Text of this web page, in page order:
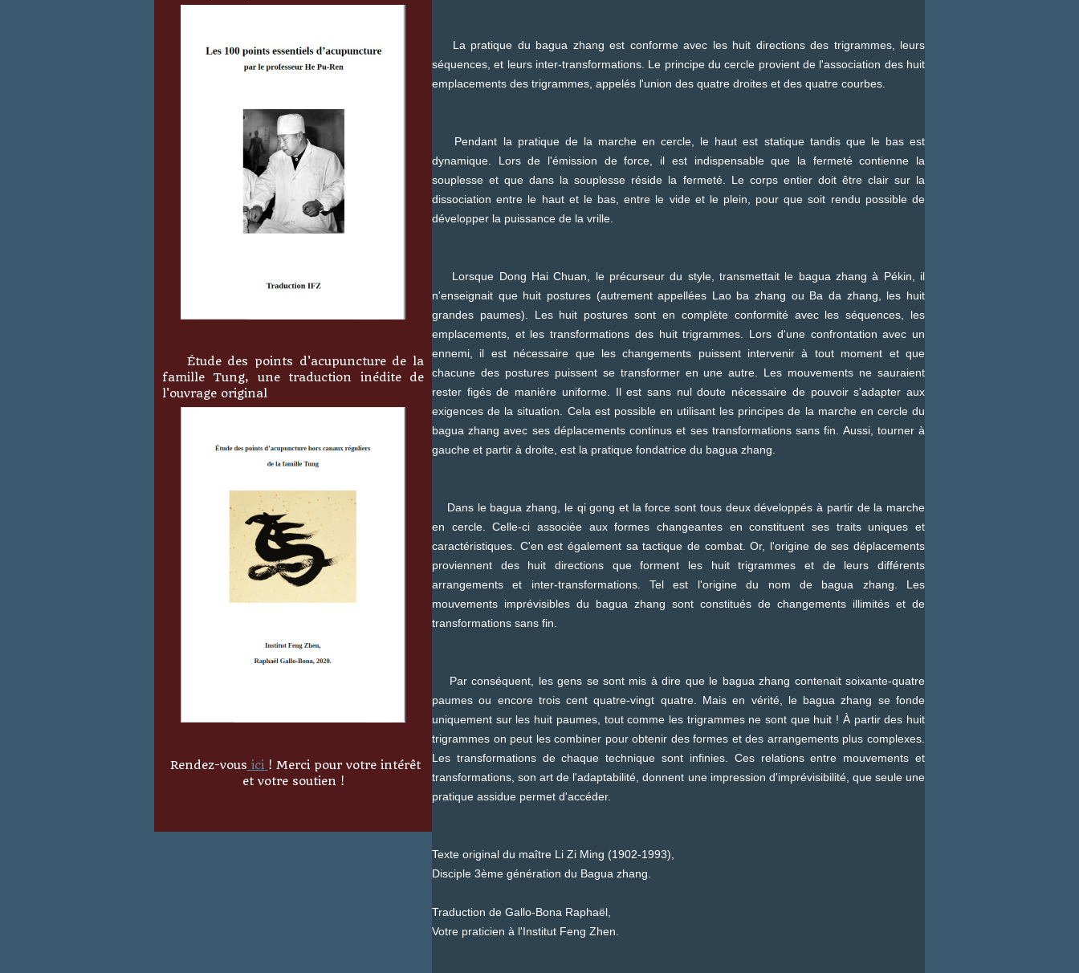
Étude des points d'acupuncture de la
famille Tung, une traduction inédite de
l'ouvrage original
Rendez-vous ici ! Merci pour votre intérêt
et votre soutien !
La pratique du bagua zhang est conforme avec les huit directions des trigrammes, leurs
séquences, et leurs inter-transformations. Le principe du cercle provient de l'association des huit
emplacements des trigrammes, appelés l'union des quatre droites et des quatre courbes.
Pendant la pratique de la marche en cercle, le haut est statique tandis que le bas est
dynamique. Lors de l'émission de force, il est indispensable que la fermeté contienne la
souplesse et que dans la souplesse réside la fermeté. Le corps entier doit être clair sur la
dissociation entre le haut et le bas, entre le vide et le plein, pour que soit rendu possible de
développer la puissance de la vrille.
Lorsque Dong Hai Chuan, le précurseur du style, transmettait le bagua zhang à Pékin, il
n'enseignait que huit postures (autrement appellées Lao ba zhang ou Ba da zhang, les huit
grandes paumes). Les huit postures sont en complète conformité avec les séquences, les
emplacements, et les transformations des huit trigrammes. Lors d'une confrontation avec un
ennemi, il est nécessaire que les changements puissent intervenir à tout moment et que
chacune des postures puissent se transformer en une autre. Les mouvements ne sauraient
rester figés de manière uniforme. Il est sans nul doute nécessaire de pouvoir s'adapter aux
exigences de la situation. Cela est possible en utilisant les principes de la marche en cercle du
bagua zhang avec ses déplacements continus et ses transformations sans fin. Aussi, tourner à
gauche et partir à droite, est la pratique fondatrice du bagua zhang.
Dans le bagua zhang, le qi gong et la force sont tous deux développés à partir de la marche
en cercle. Celle-ci associée aux formes changeantes en constituent ses traits uniques et
caractéristiques. C'en est également sa tactique de combat. Or, l'origine de ses déplacements
proviennent des huit directions que forment les huit trigrammes et de leurs différents
arrangements et inter-transformations. Tel est l'origine du nom de bagua zhang. Les
mouvements imprévisibles du bagua zhang sont constitués de changements illimités et de
transformations sans fin.
Par conséquent, les gens se sont mis à dire que le bagua zhang contenait soixante-quatre
paumes ou encore trois cent quatre-vingt quatre. Mais en vérité, le bagua zhang se fonde
uniquement sur les huit paumes, tout comme les trigrammes ne sont que huit ! À partir des huit
trigrammes on peut les combiner pour obtenir des formes et des arrangements plus complexes.
Les transformations de chaque technique sont infinies. Ces relations entre mouvements et
transformations, son art de l'adaptabilité, donnent une impression d'imprévisibilité, que seule une
pratique assidue permet d'accéder.
Texte original du maître Li Zi Ming (1902-1993),
Disciple 3ème génération du Bagua zhang.
Traduction de Gallo-Bona Raphaël,
Votre praticien à l'Institut Feng Zhen.